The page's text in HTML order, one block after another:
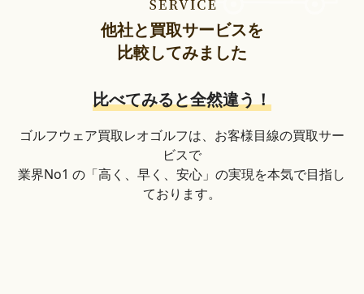
他社と買取サービスを
比較してみました
比べてみると全然違う！
ゴルフウェア買取レオゴルフは、お客様目線の買取サー
ビスで
業界No1 の「高く、早く、安心」の実現を本気で目指し
ております。